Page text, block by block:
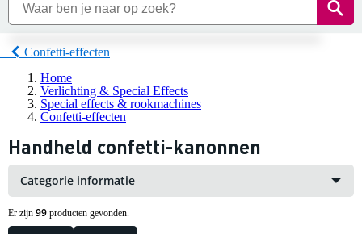
Confetti-effecten
Home
Verlichting & Special Effects
Special effects & rookmachines
Confetti-effecten
Handheld confetti-kanonnen
Categorie informatie
Er zijn 99 producten gevonden.